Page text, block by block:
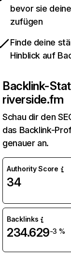
bevor sie
zufügen
Finde deine
Hinblick auf
Backlink-
riverside.fm
Schau dir den
das Backlink-
genauer an.
Authority Score
34
Backlinks
234.629-3 %